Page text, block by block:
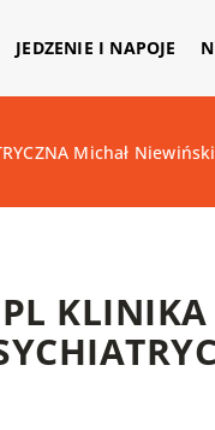
JEDZENIE I NAPOJE
Michał Niewiński
KLINIKA